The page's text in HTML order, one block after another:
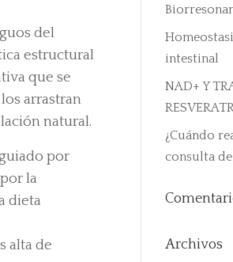
del
estructural
que se
arrastran
natural.
por
la
dieta
alta de
intestinal
NAD+ Y
¿Cuándo
consulta
Archivos